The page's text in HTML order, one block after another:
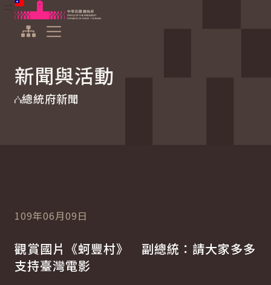
跳到主要內容
中華民國總統府
新聞與活動
總統府新聞
109年06月09日
觀賞國片《蚵豐村》 副總統：請大家多多
支持臺灣電影